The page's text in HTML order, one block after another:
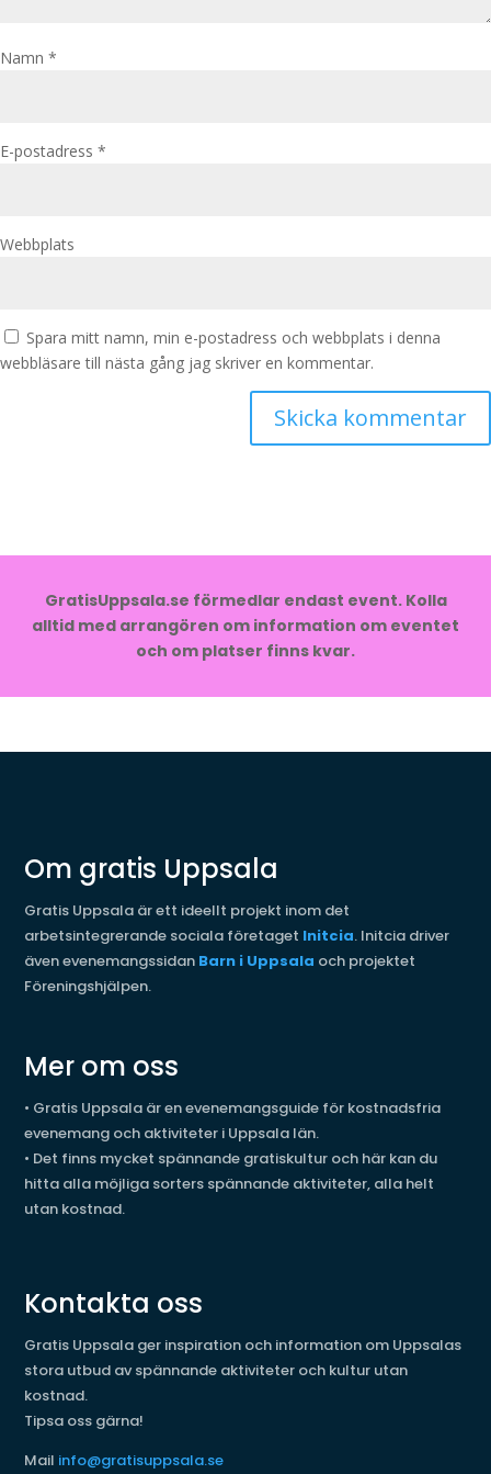
Namn *
E-postadress *
Webbplats
Spara mitt namn, min e-postadress och webbplats i denna
webbläsare till nästa gång jag skriver en kommentar.
GratisUppsala.se förmedlar endast event. Kolla
alltid med arrangören om information om eventet
och om platser finns kvar.
Om gratis Uppsala
Gratis Uppsala är ett ideellt projekt inom det
arbetsintegrerande sociala företaget Initcia. Initcia driver
även evenemangssidan Barn i Uppsala och projektet
Föreningshjälpen.
Mer om oss
• Gratis Uppsala är en evenemangsguide för kostnadsfria
evenemang och aktiviteter i Uppsala län.
• Det finns mycket spännande gratiskultur och här kan du
hitta alla möjliga sorters spännande aktiviteter, alla helt
utan kostnad.
Kontakta oss
Gratis Uppsala ger inspiration och information om Uppsalas
stora utbud av spännande aktiviteter och kultur utan
kostnad.
Tipsa oss gärna!
Mail info@gratisuppsala.se